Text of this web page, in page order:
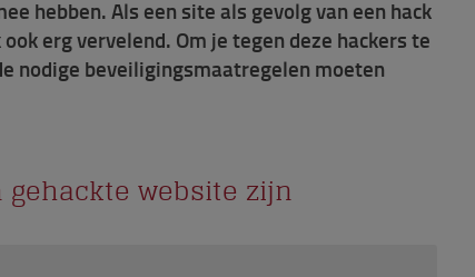
hebben. Als een site als gevolg van een hack
erg vervelend. Om je tegen deze hackers te
nodige beveiligingsmaatregelen moeten
gehackte website zijn